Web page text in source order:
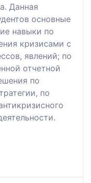
Данная
основные
навыки по
кризисами с
явлений; по
отчетной
по
по